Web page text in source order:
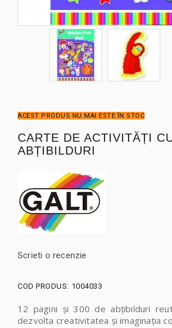
ACEST PRODUS NU MAI ESTE ÎN STOC
CARTE DE ACTIVITĂȚI
ABȚIBILDURI
Scrieti o recenzie
COD PRODUS: 1004033
12 pagini și 300 de abțibilduri
dezvolta creativitatea și imaginația